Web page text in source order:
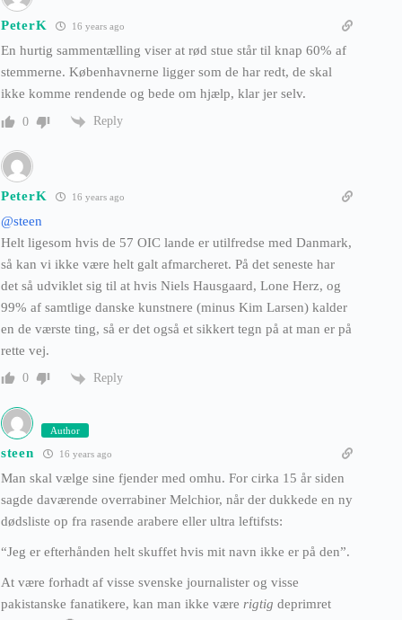
PeterK 16 years ago
En hurtig sammentælling viser at rød stue står til knap 60% af
stemmerne. Københavnerne ligger som de har redt, de skal
ikke komme rendende og bede om hjælp, klar jer selv.
0 Reply
PeterK 16 years ago
@steen
Helt ligesom hvis de 57 OIC lande er utilfredse med Danmark,
så kan vi ikke være helt galt afmarcheret. På det seneste har
det så udviklet sig til at hvis Niels Hausgaard, Lone Herz, og
99% af samtlige danske kunstnere (minus Kim Larsen) kalder
en de værste ting, så er det også et sikkert tegn på at man er på
rette vej.
0 Reply
Author
steen 16 years ago
Man skal vælge sine fjender med omhu. For cirka 15 år siden
sagde daværende overrabiner Melchior, når der dukkede en ny
dødsliste op fra rasende arabere eller ultra leftifsts:
“Jeg er efterhånden helt skuffet hvis mit navn ikke er på den”.
At være forhadt af visse svenske journalister og visse
pakistanske fanatikere, kan man ikke være rigtig deprimret